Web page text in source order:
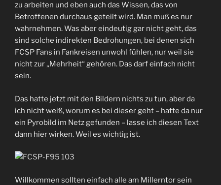
zu arbeiten und eben auch das Wissen, das von
Betroffenen durchaus geteilt wird. Man muß es nur
wahrnehmen. Was aber eindeutig gar nicht geht, das
sind solche indirekten Bedrohungen, bei denen sich
FCSP Fans in Fankreisen unwohl fühlen, nur weil sie
nicht zur „Mehrheit“ gehören. Das darf einfach nicht
sein.
Das hatte jetzt mit den Bildern nichts zu tun, aber da
ich nicht weiß, worum es bei dieser geht – hatte da nur
ein Pyrobild im Netz gefunden – lasse ich diesen Text
dann hier wirken. Weil es wichtig ist.
Willkommen sollten einfach alle am Millerntor sein